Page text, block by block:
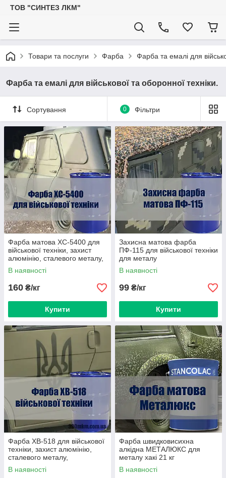
ТОВ "СИНТЕЗ ЛКМ"
Товари та послуги Фарба Фарба та емалі для
Фарба та емалі для військової та оборонної техніки.
Сортування 0 Фільтри
Фарба матова ХС-5400 для
військової техніки, захист
алюмінію, сталевого металу,
вологих умовах.
В наявності
160 ₴/кг
Купити
Захисна матова фарба
ПФ-115 для військової техніки
для металу
В наявності
99 ₴/кг
Купити
Фарба ХВ-518 для військової
техніки, захист алюмінію,
сталевого металу,
атмосферостійка. Хакі
матова оливка
В наявності
Фарба швидковисихна
алкідна МЕТАЛЮКС для
металу хакі 21 кг
В наявності